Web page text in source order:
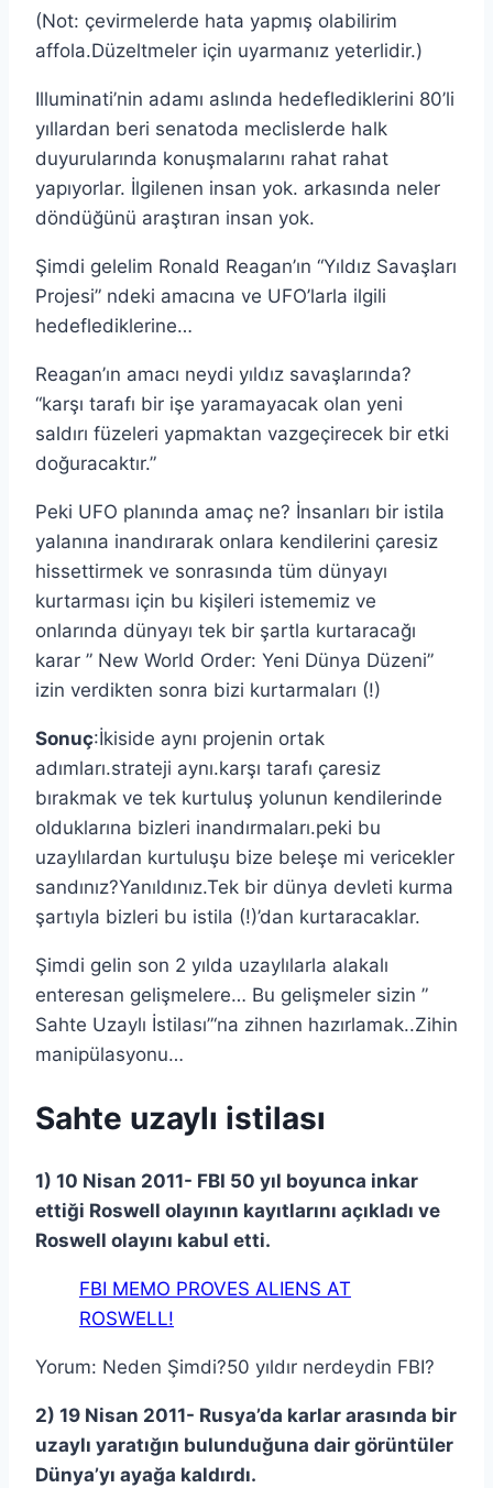
(Not: çevirmelerde hata yapmış olabilirim
affola.Düzeltmeler için uyarmanız yeterlidir.)
Illuminati’nin adamı aslında hedeflediklerini 80’li
yıllardan beri senatoda meclislerde halk
duyurularında konuşmalarını rahat rahat
yapıyorlar. İlgilenen insan yok. arkasında neler
döndüğünü araştıran insan yok.
Şimdi gelelim Ronald Reagan’ın “Yıldız Savaşları
Projesi” ndeki amacına ve UFO’larla ilgili
hedeflediklerine…
Reagan’ın amacı neydi yıldız savaşlarında?
“karşı tarafı bir işe yaramayacak olan yeni
saldırı füzeleri yapmaktan vazgeçirecek bir etki
doğuracaktır.”
Peki UFO planında amaç ne? İnsanları bir istila
yalanına inandırarak onlara kendilerini çaresiz
hissettirmek ve sonrasında tüm dünyayı
kurtarması için bu kişileri istememiz ve
onlarında dünyayı tek bir şartla kurtaracağı
karar ” New World Order: Yeni Dünya Düzeni”
izin verdikten sonra bizi kurtarmaları (!)
Sonuç:İkiside aynı projenin ortak
adımları.strateji aynı.karşı tarafı çaresiz
bırakmak ve tek kurtuluş yolunun kendilerinde
olduklarına bizleri inandırmaları.peki bu
uzaylılardan kurtuluşu bize beleşe mi vericekler
sandınız?Yanıldınız.Tek bir dünya devleti kurma
şartıyla bizleri bu istila (!)’dan kurtaracaklar.
Şimdi gelin son 2 yılda uzaylılarla alakalı
enteresan gelişmelere… Bu gelişmeler sizin ”
Sahte Uzaylı İstilası”‘na zihnen hazırlamak..Zihin
manipülasyonu…
Sahte uzaylı istilası
1) 10 Nisan 2011- FBI 50 yıl boyunca inkar
ettiği Roswell olayının kayıtlarını açıkladı ve
Roswell olayını kabul etti.
FBI MEMO PROVES ALIENS AT
ROSWELL!
Yorum: Neden Şimdi?50 yıldır nerdeydin FBI?
2) 19 Nisan 2011- Rusya’da karlar arasında bir
uzaylı yaratığın bulunduğuna dair görüntüler
Dünya’yı ayağa kaldırdı.